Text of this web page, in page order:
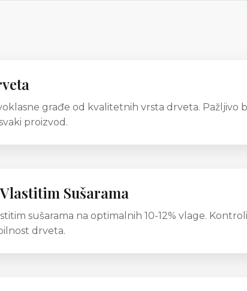
građe od kvalitetnih vrsta drveta. Pažljivo
proizvod.
Sušarama
sušarama na optimalnih 10-12% vlage.
drveta.